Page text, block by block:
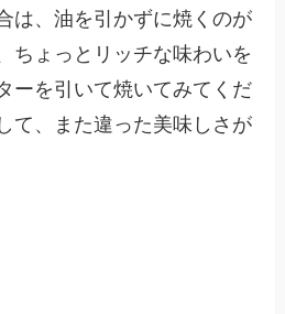
は、油を引かずに焼くのが
ちょっとリッチな味わいを
ーを引いて焼いてみてくだ
て、また違った美味しさが